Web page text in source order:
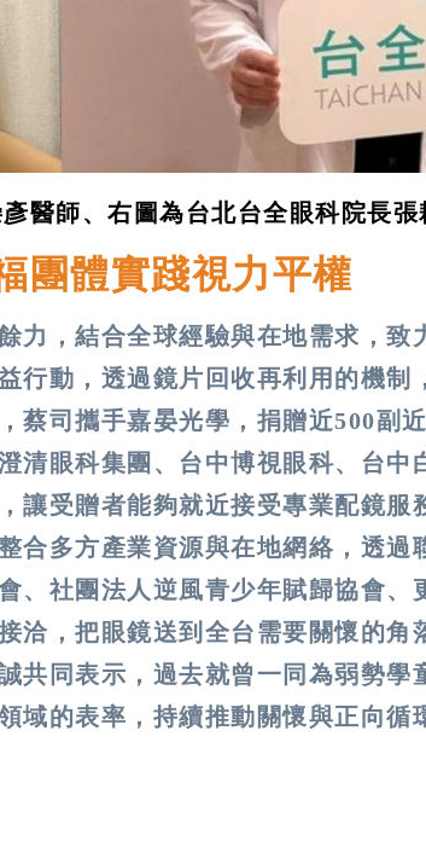
醫師、右圖為台北台全眼科院長張
團體實踐視力平權
力，結合全球經驗與在地需求，致
行動，透過鏡片回收再利用的機制
蔡司攜手嘉晏光學，捐贈近500副
清眼科集團、台中博視眼科、台中
讓受贈者能夠就近接受專業配鏡服
合多方產業資源與在地網絡，透過
、社團法人逆風青少年賦歸協會、
洽，把眼鏡送到全台需要關懷的角
共同表示，過去就曾一同為弱勢學
域的表率，持續推動關懷與正向循